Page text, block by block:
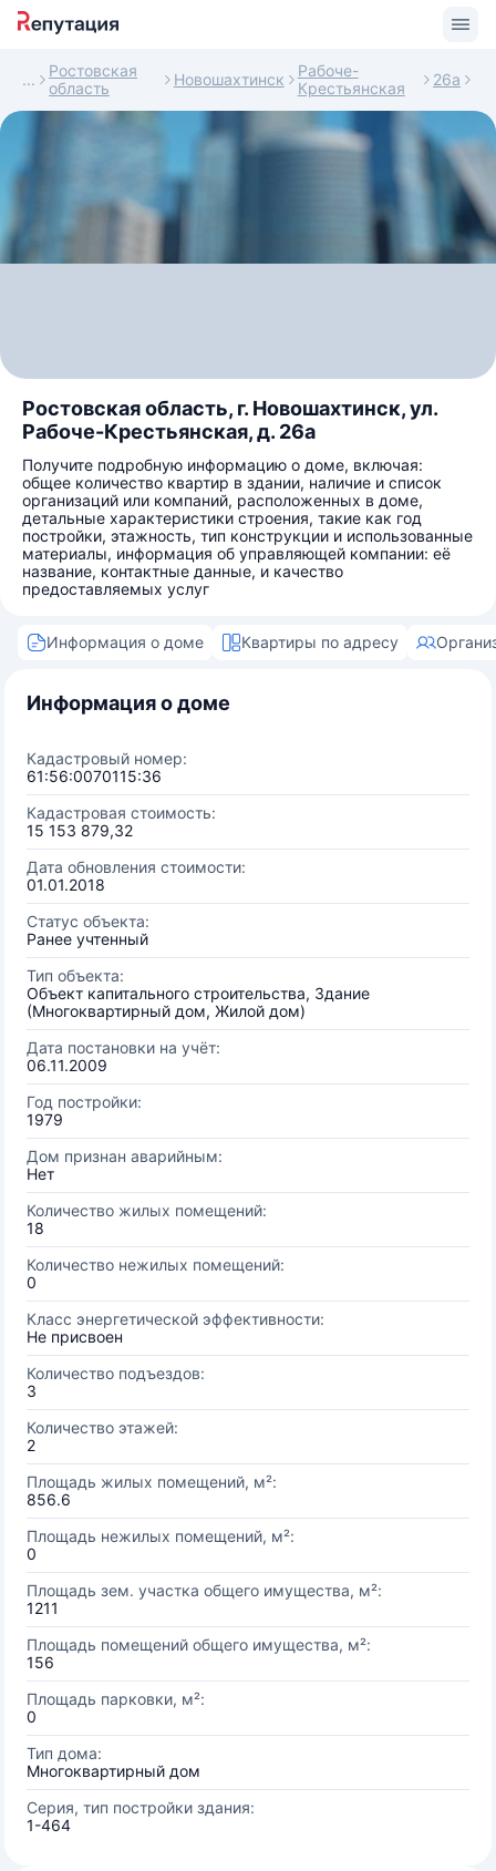
Ростовская
область
Новошахтинск
Рабоче-
Крестьянская
26а
Ростовская область, г. Новошахтинск, ул.
Рабоче-Крестьянская, д. 26а
Получите подробную информацию о доме, включая:
общее количество квартир в здании, наличие и список
организаций или компаний, расположенных в доме,
детальные характеристики строения, такие как год
постройки, этажность, тип конструкции и использованные
материалы, информация об управляющей компании: её
название, контактные данные, и качество
предоставляемых услуг
Информация о доме Квартиры по адресу
Информация о доме
Кадастровый номер:
61:56:0070115:36
Кадастровая стоимость:
15 153 879,32
Дата обновления стоимости:
01.01.2018
Статус объекта:
Ранее учтенный
Тип объекта:
Объект капитального строительства, Здание
(Многоквартирный дом, Жилой дом)
Дата постановки на учёт:
06.11.2009
Год постройки:
1979
Дом признан аварийным:
Нет
Количество жилых помещений:
18
Количество нежилых помещений:
0
Класс энергетической эффективности:
Не присвоен
Количество подъездов:
3
Количество этажей:
2
Площадь жилых помещений, м²:
856.6
Площадь нежилых помещений, м²:
0
Площадь зем. участка общего имущества, м²:
1211
Площадь помещений общего имущества, м²:
156
Площадь парковки, м²:
0
Тип дома:
Многоквартирный дом
Серия, тип постройки здания:
1-464